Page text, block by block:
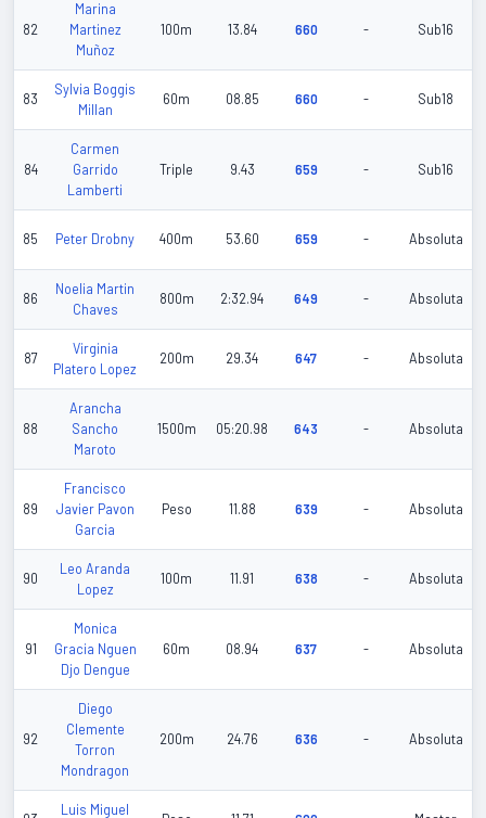
82
Marina
Martinez
Muñoz
100m 13.84 660 - Sub16
83
Sylvia Boggis
Millan
60m 08.85 660 - Sub18
84
Carmen
Garrido
Lamberti
Triple 9.43 659 - Sub16
85 Peter Drobny 400m 53.60 659 - Absoluta
86
Noelia Martin
Chaves
800m 2:32.94 649 - Absoluta
87
Virginia
Platero Lopez
200m 29.34 647 - Absoluta
88
Arancha
Sancho
Maroto
1500m 05:20.98 643 - Absoluta
89
Francisco
Javier Pavon
Garcia
Peso 11.88 639 - Absoluta
90
Leo Aranda
Lopez
100m 11.91 638 - Absoluta
91
Monica
Gracia Nguen
Djo Dengue
60m 08.94 637 - Absoluta
92
Diego
Clemente
Torron
Mondragon
200m 24.76 636 - Absoluta
Luis Miguel